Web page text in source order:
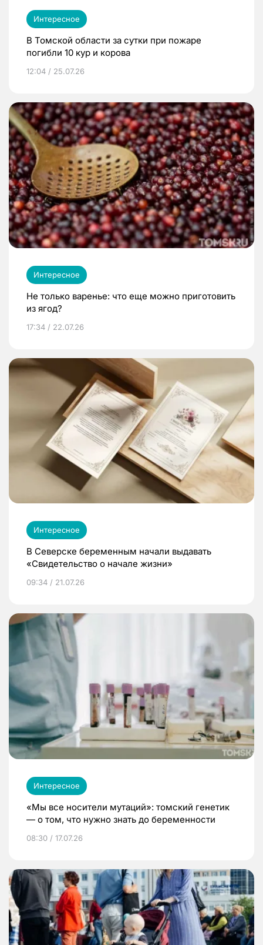
Интересное
В Томской области за сутки при пожаре
погибли 10 кур и корова
12:04 / 25.07.26
Интересное
Не только варенье: что еще можно приготовить
из ягод?
17:34 / 22.07.26
Интересное
В Северске беременным начали выдавать
«Свидетельство о начале жизни»
09:34 / 21.07.26
Интересное
«Мы все носители мутаций»: томский генетик
— о том, что нужно знать до беременности
08:30 / 17.07.26